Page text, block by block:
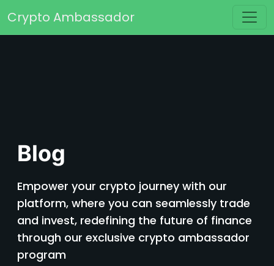
Main Navigation
Crypto Ambassador
Blog
Empower your crypto journey with our
platform, where you can seamlessly trade
and invest, redefining the future of finance
through our exclusive crypto ambassador
program